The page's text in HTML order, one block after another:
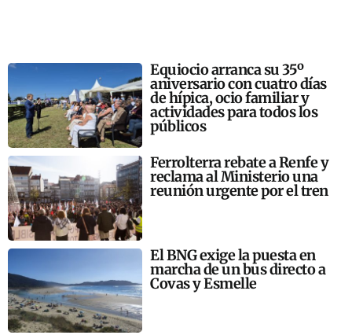
Equiocio arranca su 35º
aniversario con cuatro días
de hípica, ocio familiar y
actividades para todos los
públicos
Ferrolterra rebate a Renfe y
reclama al Ministerio una
reunión urgente por el tren
El BNG exige la puesta en
marcha de un bus directo a
Covas y Esmelle